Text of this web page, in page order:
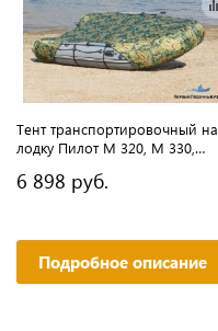
Тент транспортировочный на
лодку Пилот М 320, М 330,
6 898 руб.
Подробное описание